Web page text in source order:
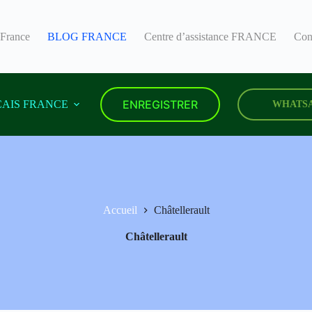
BLOG FRANCE Centre d’assistance FRANCE
FRANCE ENREGISTRER
Accueil Châtellerault
Châtellerault